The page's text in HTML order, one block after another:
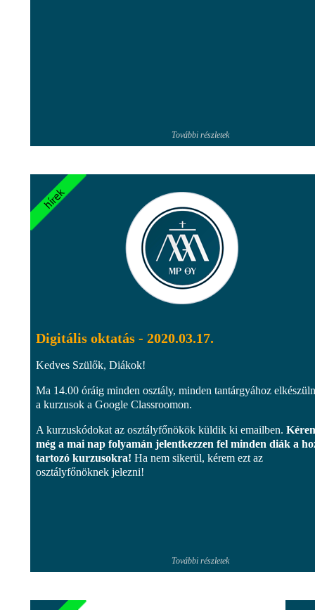
További részletek
Digitális oktatás - 2020.03.17.
Kedves Szülők, Diákok!
Ma 14.00 óráig minden osztály, minden tantárgyához
a kurzusok a Google Classroomon.
A kurzuskódokat az osztályfőnökök küldik ki emailben.
még a mai nap folyamán jelentkezzen fel minden diák a
tartozó kurzusokra! Ha nem sikerül, kérem ezt az
osztályfőnöknek jelezni!
További részletek